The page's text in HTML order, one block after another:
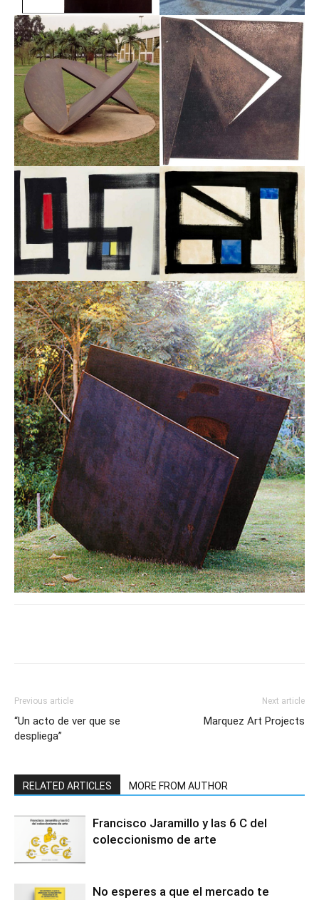
Previous article
“Un acto de ver que se
despliega”
Next article
Marquez Art Projects
RELATED ARTICLES MORE FROM AUTHOR
Francisco Jaramillo y las 6 C del
coleccionismo de arte
No esperes a que el mercado te